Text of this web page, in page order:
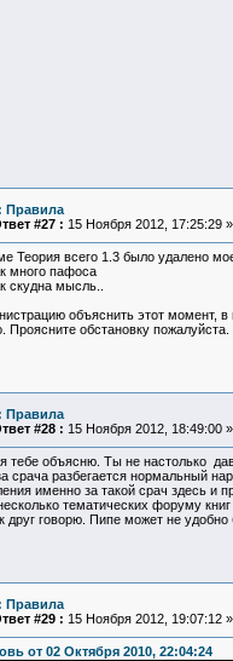
Правила
#27 : 15 Ноября 2012, 17:25:29 »
Теория всего 1.3 было удалено
пафоса
мысль..
объяснить этот момент,
Проясните обстановку пожалуйста.
Правила
#28 : 15 Ноября 2012, 18:49:00 »
тебе объясню. Ты не настолько
срача разбегается нормальный
именно за такой срач здесь и
тематических форуму
друг говорю. Пипе может не удобно
Правила
#29 : 15 Ноября 2012, 19:07:12 »
от 02 Октября 2010, 22:04:24